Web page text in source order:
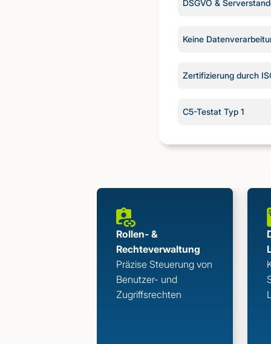
DSGVO &
Keine
Zertifizierung durch
C5-Testat Typ 1
Rollen- &
Rechteverwaltung
Präzise Steuerung von
Benutzer- und
Zugriffsrechten